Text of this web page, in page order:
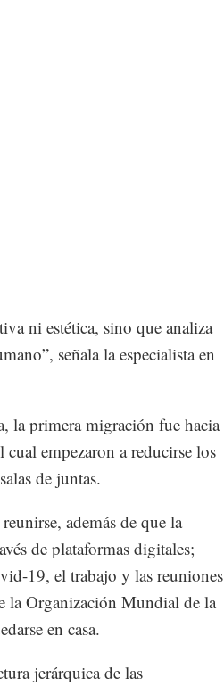
ni estética, sino que analiza
señala la especialista en
la primera migración fue hacia
cual empezaron a reducirse los
de juntas.
además de que la
de plataformas digitales;
19, el trabajo y las reuniones
la Organización Mundial de la
en casa.
jerárquica de las